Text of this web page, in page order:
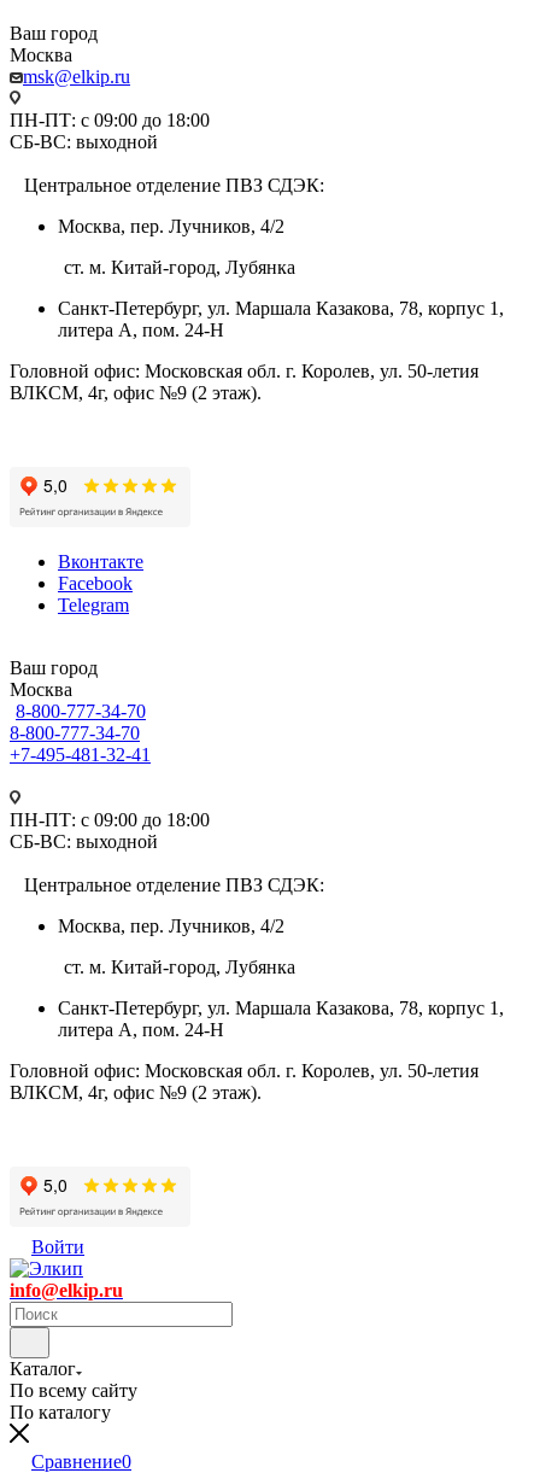
Ваш город
Москва
msk@elkip.ru
ПН-ПТ: с 09:00 до 18:00
СБ-ВС: выходной
Центральное отделение ПВЗ СДЭК:
Москва, пер. Лучников, 4/2
ст. м. Китай-город, Лубянка
Санкт-Петербург, ул. Маршала Казакова, 78, корпус 1,
литера А, пом. 24-Н
Головной офис: Московская обл. г. Королев, ул. 50-летия
ВЛКСМ, 4г, офис №9 (2 этаж).
Вконтакте
Facebook
Telegram
Ваш город
Москва
8-800-777-34-70
8-800-777-34-70
+7-495-481-32-41
ПН-ПТ: с 09:00 до 18:00
СБ-ВС: выходной
Центральное отделение ПВЗ СДЭК:
Москва, пер. Лучников, 4/2
ст. м. Китай-город, Лубянка
Санкт-Петербург, ул. Маршала Казакова, 78, корпус 1,
литера А, пом. 24-Н
Головной офис: Московская обл. г. Королев, ул. 50-летия
ВЛКСМ, 4г, офис №9 (2 этаж).
Войти
info@elkip.ru
Каталог
По всему сайту
По каталогу
Сравнение0